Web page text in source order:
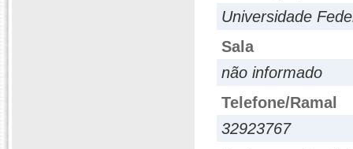
Universidade
Sala
não informado
Telefone/Ramal
32923767